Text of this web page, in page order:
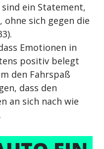
ein Statement,
ohne sich gegen die
Emotionen in
positiv belegt
den Fahrspaß
dass den
an sich nach wie